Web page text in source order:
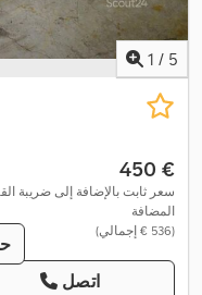
1 / 5
‏450 €
سعر ثابت بالإضافة إلى ضريبة
المضافة
(‏536 € إجمالي)
اتصل